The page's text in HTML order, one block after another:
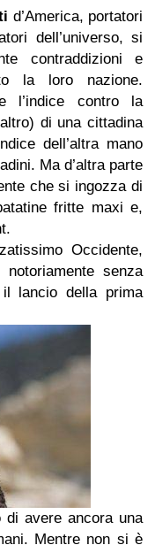
d’America, portatori
dell’universo, si
contraddizioni e
la loro nazione.
l’indice contro la
di una cittadina
dell’altra mano
Ma d’altra parte
che si ingozza di
fritte maxi e,
Occidente,
senza
lancio della prima
di avere ancora una
Mentre non si è